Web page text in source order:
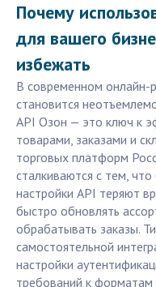
Почему
для вашего
избежать
В современном онлайн-
становится
API Озон — это ключ к
товарами, заказами и
торговых платформ
сталкиваются с тем,
настройки API теряют
быстро обновлять
обрабатывать заказы.
самостоятельной
настройки
требований к